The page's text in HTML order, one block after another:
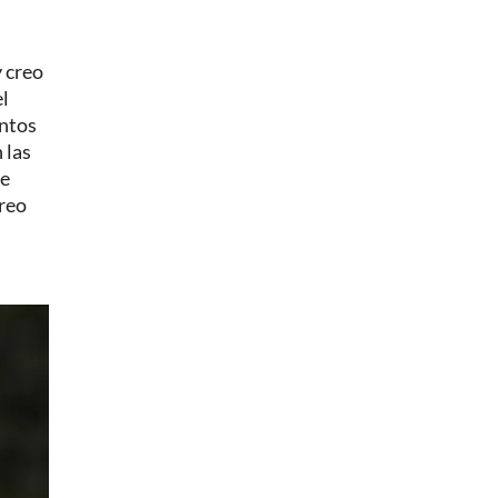
creo
las